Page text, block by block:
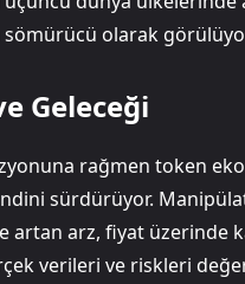
olarak
Geleceği
rağmen token
sürdürüyor.
artan arz, fiyat üzerinde
verileri ve riskleri